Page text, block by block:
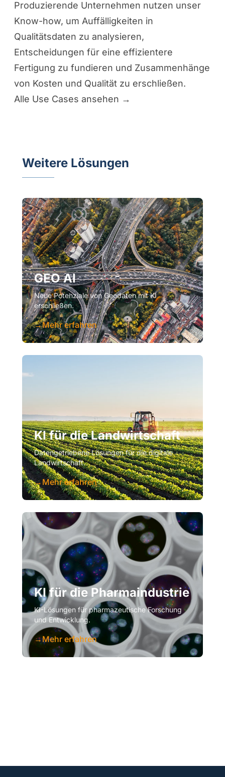
Produzierende Unternehmen nutzen unser
Know-how, um Auffälligkeiten in
Qualitätsdaten zu analysieren,
Entscheidungen für eine effizientere
Fertigung zu fundieren und Zusammenhänge
von Kosten und Qualität zu erschließen.
Alle Use Cases ansehen →
Weitere Lösungen
GEO AI
Neue Potenziale von Geodaten mit KI
erschließen.
→Mehr erfahren
KI für die Landwirtschaft
Datengetriebene Lösungen für die digitale
Landwirtschaft.
→Mehr erfahren
KI für die Pharmaindustrie
KI-Lösungen für pharmazeutische Forschung
und Entwicklung.
→Mehr erfahren